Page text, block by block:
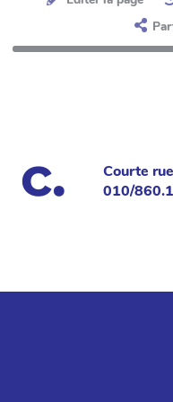
Courte
010/